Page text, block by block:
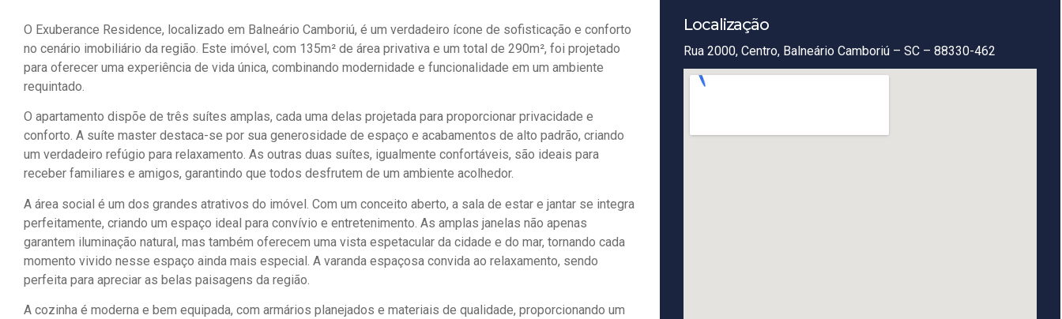
O Exuberance Residence, localizado em Balneário Camboriú, é um verdadeiro ícone de sofisticação e conforto
no cenário imobiliário da região. Este imóvel, com 135m² de área privativa e um total de 290m², foi projetado
para oferecer uma experiência de vida única, combinando modernidade e funcionalidade em um ambiente
requintado.
O apartamento dispõe de três suítes amplas, cada uma delas projetada para proporcionar privacidade e
conforto. A suíte master destaca-se por sua generosidade de espaço e acabamentos de alto padrão, criando
um verdadeiro refúgio para relaxamento. As outras duas suítes, igualmente confortáveis, são ideais para
receber familiares e amigos, garantindo que todos desfrutem de um ambiente acolhedor.
A área social é um dos grandes atrativos do imóvel. Com um conceito aberto, a sala de estar e jantar se integra
perfeitamente, criando um espaço ideal para convívio e entretenimento. As amplas janelas não apenas
garantem iluminação natural, mas também oferecem uma vista espetacular da cidade e do mar, tornando cada
momento vivido nesse espaço ainda mais especial. A varanda espaçosa convida ao relaxamento, sendo
perfeita para apreciar as belas paisagens da região.
A cozinha é moderna e bem equipada, com armários planejados e materiais de qualidade, proporcionando um
Localização
Rua 2000, Centro, Balneário Camboriú – SC – 88330-462